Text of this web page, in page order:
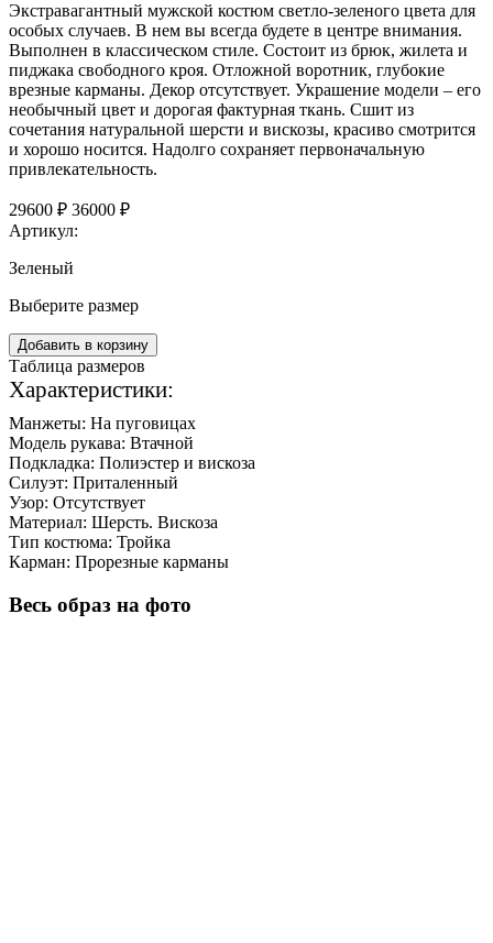
Экстравагантный мужской костюм светло-зеленого цвета для
особых случаев. В нем вы всегда будете в центре внимания.
Выполнен в классическом стиле. Состоит из брюк, жилета и
пиджака свободного кроя. Отложной воротник, глубокие
врезные карманы. Декор отсутствует. Украшение модели – его
необычный цвет и дорогая фактурная ткань. Сшит из
сочетания натуральной шерсти и вискозы, красиво смотрится
и хорошо носится. Надолго сохраняет первоначальную
привлекательность.
29600 ₽ 36000 ₽
Артикул:
Зеленый
Выберите размер
Добавить в корзину
Таблица размеров
Характеристики:
Манжеты: На пуговицах
Модель рукава: Втачной
Подкладка: Полиэстер и вискоза
Силуэт: Приталенный
Узор: Отсутствует
Материал: Шерсть. Вискоза
Тип костюма: Тройка
Карман: Прорезные карманы
Весь образ на фото